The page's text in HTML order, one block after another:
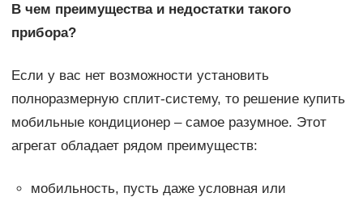
В чем преимущества и недостатки такого
прибора?
Если у вас нет возможности установить
полноразмерную сплит-систему, то решение купить
мобильные кондиционер – самое разумное. Этот
агрегат обладает рядом преимуществ:
мобильность, пусть даже условная или